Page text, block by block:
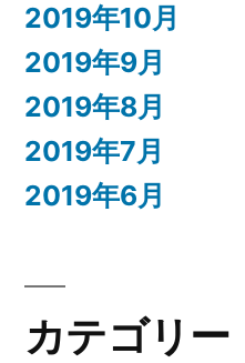
2019年10月
2019年9月
2019年8月
2019年7月
2019年6月
カテゴリー